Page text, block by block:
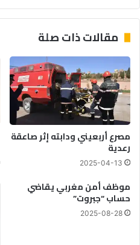
مقالات ذات صلة
مصرع أربعيني ودابته إثر صاعقة
رعدية
2025-04-13
موظف أمن مغربي يقاضي
حساب “جبروت”
2025-08-28